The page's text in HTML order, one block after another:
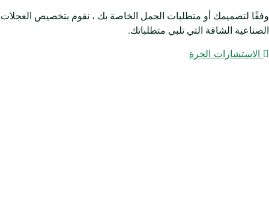
وفقًا لتصميمك أو متطلبات الحمل الخاصة بك ، نقوم بتخصيص العجلات
الصناعية الشاقة التي تلبي متطلباتك.
الاستشارات الحرة